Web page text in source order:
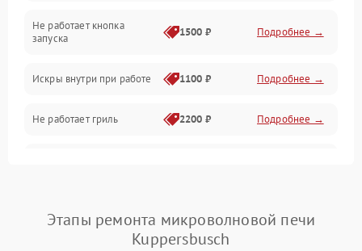
Нагрев и приготовление
Программное обеспечение
Не работает кнопка
запуска
1500 ₽ Подробнее →
Искры внутри при работе 1100 ₽ Подробнее →
Не работает гриль 2200 ₽ Подробнее →
Появление запаха гари Подробнее →
Этапы ремонта микроволновой печи
Kuppersbusch